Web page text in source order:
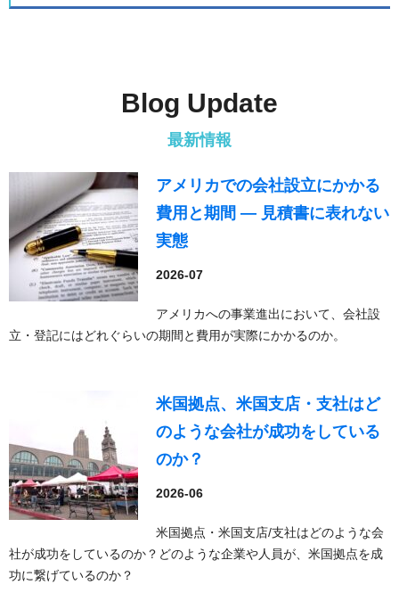
Blog Update
最新情報
アメリカでの会社設立にかかる
費用と期間 — 見積書に表れない
実態
2026-07
アメリカへの事業進出において、会社設
立・登記にはどれぐらいの期間と費用が実際にかかるのか。
米国拠点、米国支店・支社はど
のような会社が成功をしている
のか？
2026-06
米国拠点・米国支店/支社はどのような会
社が成功をしているのか？どのような企業や人員が、米国拠点を成
功に繋げているのか？